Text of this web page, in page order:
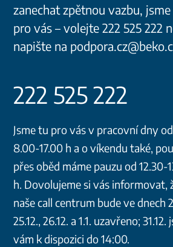
zanechat zpětnou vazbu,
pro vás – volejte 222 525 222
napište na
222 525 222
Jsme tu pro vás v pracovní dny od
8.00-17.00 h a o víkendu také,
přes oběd máme pauzu od 12.30-
h. Dovolujeme si vás informovat,
naše call centrum bude ve dnech
25.12., 26.12. a 1.1. uzavřeno; 31.12.
vám k dispozici do 14:00.